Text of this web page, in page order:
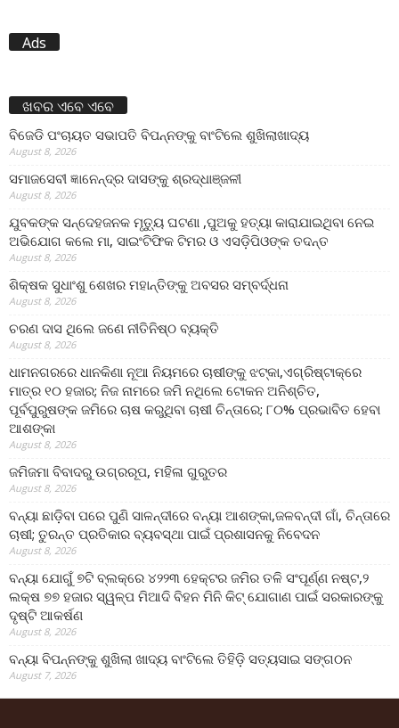
Ads
ଖବର ଏବେ ଏବେ
ବିଜେଡି ପଂଚାୟତ ସଭାପତି ବିପନ୍ନଙ୍କୁ ବାଂଟିଲେ ଶୁଖିଲାଖାଦ୍ୟ
August 8, 2026
ସମାଜସେବୀ ଜ୍ଞାନେନ୍ଦ୍ର ଦାସଙ୍କୁ ଶ୍ରଦ୍ଧାଞ୍ଜଳୀ
August 8, 2026
ଯୁବକଙ୍କ ସନ୍ଦେହଜନକ ମୃତ୍ୟୁ ଘଟଣା ,ପୁଅକୁ ହତ୍ୟା କାରାଯାଇଥିବା ନେଇ
ଅଭିଯୋଗ କଲେ ମା, ସାଇଂଟିଫିକ ଟିମର ଓ ଏସଡ଼ିପିଓଙ୍କ ତଦନ୍ତ
August 8, 2026
ଶିକ୍ଷକ ସୁଧାଂଶୁ ଶେଖର ମହାନ୍ତିଙ୍କୁ ଅବସର ସମ୍ବର୍ଦ୍ଧନା
August 8, 2026
ଚରଣ ଦାସ ଥିଲେ ଜଣେ ନୀତିନିଷ୍ଠ ବ୍ୟକ୍ତି
August 8, 2026
ଧାମନଗରରେ ଧାନକିଣା ନୂଆ ନିୟମରେ ଚାଷୀଙ୍କୁ ଝଟ୍‌କା,ଏଗ୍ରିଷ୍ଟାକ୍‌ରେ
ମାତ୍ର ୧୦ ହଜାର; ନିଜ ନାମରେ ଜମି ନଥିଲେ ଟୋକନ ଅନିଶ୍ଚିତ,
ପୂର୍ବପୁରୁଷଙ୍କ ଜମିରେ ଚାଷ କରୁଥିବା ଚାଷୀ ଚିନ୍ତାରେ; ୮୦% ପ୍ରଭାବିତ ହେବା
ଆଶଙ୍କା
August 8, 2026
ଜମିଜମା ବିବାଦରୁ ଉଗ୍ରରୂପ, ମହିଳା ଗୁରୁତର
August 8, 2026
ବନ୍ୟା ଛାଡ଼ିବା ପରେ ପୁଣି ସାଳନ୍ଦୀରେ ବନ୍ୟା ଆଶଙ୍କା,ଜଳବନ୍ଦୀ ଗାଁ, ଚିନ୍ତାରେ
ଚାଷୀ; ତୁରନ୍ତ ପ୍ରତିକାର ବ୍ୟବସ୍ଥା ପାଇଁ ପ୍ରଶାସନକୁ ନିବେଦନ
August 8, 2026
ବନ୍ୟା ଯୋଗୁଁ ୭ଟି ବ୍ଲକ୍‌ରେ ୪୨୨୩ ହେକ୍ଟର ଜମିର ତଳି ସଂପୂର୍ଣ୍ଣ ନଷ୍ଟ,୨
ଲକ୍ଷ ୭୭ ହଜାର ସ୍ୱଳ୍ପ ମିଆଦି ବିହନ ମିନି କିଟ୍ ଯୋଗାଣ ପାଇଁ ସରକାରଙ୍କୁ
ଦୃଷ୍ଟି ଆକର୍ଷଣ
August 8, 2026
ବନ୍ୟା ବିପନ୍ନଙ୍କୁ ଶୁଖିଲା ଖାଦ୍ୟ ବାଂଟିଲେ ତିହିଡି଼ ସତ୍ୟସାଇ ସଙ୍ଗଠନ
August 7, 2026